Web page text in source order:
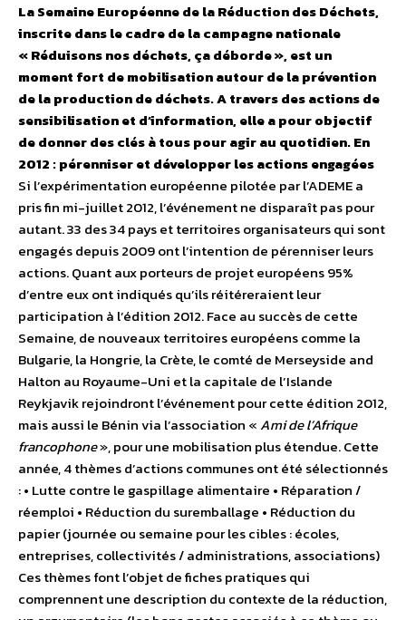
La Semaine Européenne de la Réduction des Déchets,
inscrite dans le cadre de la campagne nationale
« Réduisons nos déchets, ça déborde », est un
moment fort de mobilisation autour de la prévention
de la production de déchets. A travers des actions de
sensibilisation et d’information, elle a pour objectif
de donner des clés à tous pour agir au quotidien.En
2012 : pérenniser et développer les actions engagées
Si l’expérimentation européenne pilotée par l’ADEME a
pris fin mi-juillet 2012, l’événement ne disparaît pas pour
autant. 33 des 34 pays et territoires organisateurs qui sont
engagés depuis 2009 ont l’intention de pérenniser leurs
actions. Quant aux porteurs de projet européens 95%
d’entre eux ont indiqués qu’ils réitéreraient leur
participation à l’édition 2012. Face au succès de cette
Semaine, de nouveaux territoires européens comme la
Bulgarie, la Hongrie, la Crète, le comté de Merseyside and
Halton au Royaume-Uni et la capitale de l’Islande
Reykjavik rejoindront l’événement pour cette édition 2012,
mais aussi le Bénin via l’association « Ami de l’Afrique
francophone», pour une mobilisation plus étendue. Cette
année, 4 thèmes d’actions communes ont été sélectionnés
: • Lutte contre le gaspillage alimentaire • Réparation /
réemploi • Réduction du suremballage • Réduction du
papier (journée ou semaine pour les cibles : écoles,
entreprises, collectivités / administrations, associations)
Ces thèmes font l’objet de fiches pratiques qui
comprennent une description du contexte de la réduction,